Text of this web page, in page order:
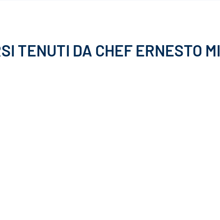
TENUTI DA CHEF ERNESTO